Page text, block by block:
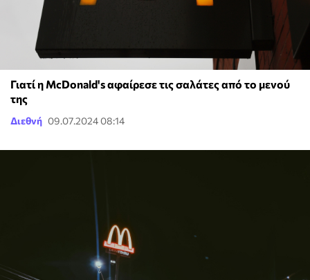
Γιατί η McDonald's αφαίρεσε τις σαλάτες από το μενού
της
Διεθνή 09.07.2024 08:14